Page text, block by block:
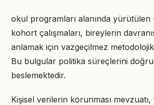
okul programları alanında yürütülen
kohort çalışmaları, bireylerin
anlamak için vazgeçilmez
Bu bulgular politika süreçlerini
beslemektedir.
Kişisel verilerin korunması